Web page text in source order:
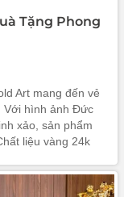
Tặng Phong
Art mang đến vẻ
Với hình ảnh Đức
xảo, sản phẩm
liệu vàng 24k